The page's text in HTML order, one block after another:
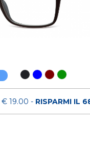
€ 19.00 - RISPARMI IL